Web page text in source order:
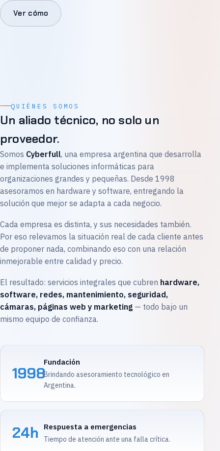
Ver cómo
QUIÉNES SOMOS
Un aliado técnico, no solo un
proveedor.
Somos Cyberfull, una empresa argentina que desarrolla
e implementa soluciones informáticas para
organizaciones grandes y pequeñas. Desde 1998
asesoramos en hardware y software, entregando la
solución que mejor se adapta a cada negocio.
Cada empresa es distinta, y sus necesidades también.
Por eso relevamos la situación real de cada cliente antes
de proponer nada, combinando eso con una relación
inmejorable entre calidad y precio.
El resultado: servicios integrales que cubren hardware,
software, redes, mantenimiento, seguridad,
cámaras, páginas web y marketing — todo bajo un
mismo equipo de confianza.
1998
Fundación
Brindando asesoramiento tecnológico en
Argentina.
24h Respuesta a emergencias
Tiempo de atención ante una falla crítica.